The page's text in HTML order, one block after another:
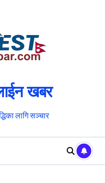
खबर
लागि सञ्चार